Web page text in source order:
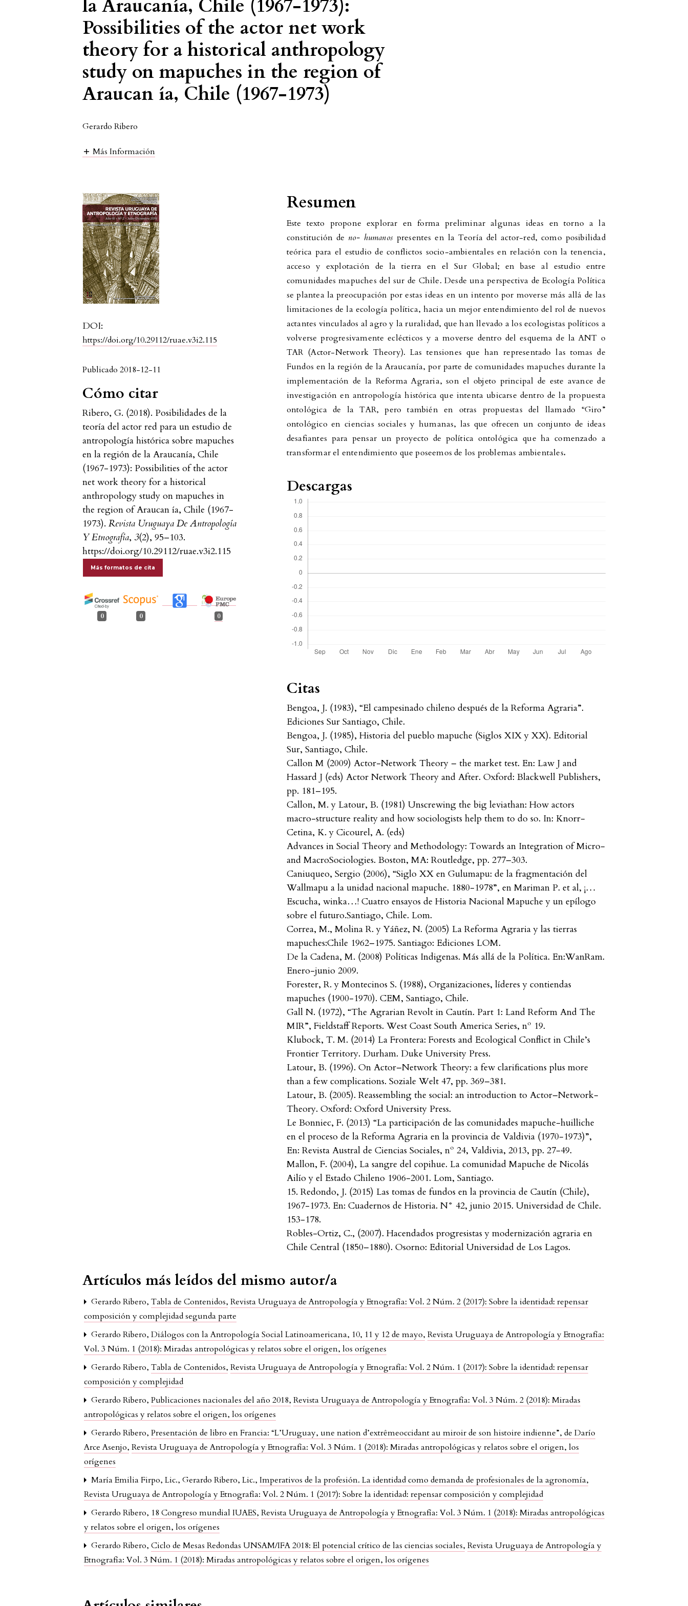
la Araucanía, Chile (1967-1973):
Possibilities of the actor net work
theory for a historical anthropology
study on mapuches in the region of
Araucan ía, Chile (1967-1973)
Gerardo Ribero
Más Información
DOI:
https://doi.org/10.29112/ruae.v3i2.115
Publicado 2018-12-11
Cómo citar
Ribero, G. (2018). Posibilidades de la
teoría del actor red para un estudio de
antropología histórica sobre mapuches
en la región de la Araucanía, Chile
(1967-1973): Possibilities of the actor
net work theory for a historical
anthropology study on mapuches in
the region of Araucan ía, Chile (1967-
1973).Revista Uruguaya De Antropología
Y Etnografía,3(2), 95–103.
https://doi.org/10.29112/ruae.v3i2.115
Más formatos de cita
0 0 0
Resumen
Este texto propone explorar en forma preliminar algunas ideas en torno a la
constitución de no- humanos presentes en la Teoría del actor-red, como posibilidad
teórica para el estudio de conflictos socio-ambientales en relación con la tenencia,
acceso y explotación de la tierra en el Sur Global; en base al estudio entre
comunidades mapuches del sur de Chile. Desde una perspectiva de Ecología Política
se plantea la preocupación por estas ideas en un intento por moverse más allá de las
limitaciones de la ecología política, hacia un mejor entendimiento del rol de nuevos
actantes vinculados al agro y la ruralidad, que han llevado a los ecologistas políticos a
volverse progresivamente eclécticos y a moverse dentro del esquema de la ANT o
TAR (Actor-Network Theory). Las tensiones que han representado las tomas de
Fundos en la región de la Araucanía, por parte de comunidades mapuches durante la
implementación de la Reforma Agraria, son el objeto principal de este avance de
investigación en antropología histórica que intenta ubicarse dentro de la propuesta
ontológica de la TAR, pero también en otras propuestas del llamado “Giro”
ontológico en ciencias sociales y humanas, las que ofrecen un conjunto de ideas
desafiantes para pensar un proyecto de política ontológica que ha comenzado a
transformar el entendimiento que poseemos de los problemas ambientales.
Descargas
Citas
Bengoa, J. (1983), “El campesinado chileno después de la Reforma Agraria”.
Ediciones Sur Santiago, Chile.
Bengoa, J. (1985), Historia del pueblo mapuche (Siglos XIX y XX). Editorial
Sur, Santiago, Chile.
Callon M (2009) Actor-Network Theory – the market test. En: Law J and
Hassard J (eds) Actor Network Theory and After. Oxford: Blackwell Publishers,
pp. 181–195.
Callon, M. y Latour, B. (1981) Unscrewing the big leviathan: How actors
macro-structure reality and how sociologists help them to do so. In: Knorr-
Cetina, K. y Cicourel, A. (eds)
Advances in Social Theory and Methodology: Towards an Integration of Micro-
and MacroSociologies. Boston, MA: Routledge, pp. 277–303.
Caniuqueo, Sergio (2006), “Siglo XX en Gulumapu: de la fragmentación del
Wallmapu a la unidad nacional mapuche. 1880-1978”, en Mariman P. et al, ¡…
Escucha, winka…! Cuatro ensayos de Historia Nacional Mapuche y un epílogo
sobre el futuro.Santiago, Chile. Lom.
Correa, M., Molina R. y Yáñez, N. (2005) La Reforma Agraria y las tierras
mapuches:Chile 1962–1975. Santiago: Ediciones LOM.
De la Cadena, M. (2008) Políticas Indigenas. Más allá de la Política. En:WanRam.
Enero-junio 2009.
Forester, R. y Montecinos S. (1988), Organizaciones, líderes y contiendas
mapuches (1900-1970). CEM, Santiago, Chile.
Gall N. (1972), “The Agrarian Revolt in Cautín. Part 1: Land Reform And The
MIR”, Fieldstaff Reports. West Coast South America Series, nº 19.
Klubock, T. M. (2014) La Frontera: Forests and Ecological Conflict in Chile’s
Frontier Territory. Durham. Duke University Press.
Latour, B. (1996). On Actor–Network Theory: a few clariﬁcations plus more
than a few complications. Soziale Welt 47, pp. 369–381.
Latour, B. (2005). Reassembling the social: an introduction to Actor–Network-
Theory. Oxford: Oxford University Press.
Le Bonniec, F. (2013) “La participación de las comunidades mapuche-huilliche
en el proceso de la Reforma Agraria en la provincia de Valdivia (1970-1973)”,
En: Revista Austral de Ciencias Sociales, nº 24, Valdivia, 2013, pp. 27-49.
Mallon, F. (2004), La sangre del copihue. La comunidad Mapuche de Nicolás
Ailío y el Estado Chileno 1906-2001. Lom, Santiago.
15. Redondo, J. (2015) Las tomas de fundos en la provincia de Cautín (Chile),
1967-1973. En: Cuadernos de Historia. N° 42, junio 2015. Universidad de Chile.
153-178.
Robles-Ortiz, C., (2007). Hacendados progresistas y modernización agraria en
Chile Central (1850–1880). Osorno: Editorial Universidad de Los Lagos.
Artículos más leídos del mismo autor/a
Gerardo Ribero,Tabla de Contenidos,Revista Uruguaya de Antropología y Etnografía: Vol. 2 Núm. 2 (2017): Sobre la identidad: repensar
composición y complejidad segunda parte
Gerardo Ribero,Diálogos con la Antropología Social Latinoamericana, 10, 11 y 12 de mayo,Revista Uruguaya de Antropología y Etnografía:
Vol. 3 Núm. 1 (2018): Miradas antropológicas y relatos sobre el origen, los orígenes
Gerardo Ribero,Tabla de Contenidos,Revista Uruguaya de Antropología y Etnografía: Vol. 2 Núm. 1 (2017): Sobre la identidad: repensar
composición y complejidad
Gerardo Ribero,Publicaciones nacionales del año 2018,Revista Uruguaya de Antropología y Etnografía: Vol. 3 Núm. 2 (2018): Miradas
antropológicas y relatos sobre el origen, los orígenes
Gerardo Ribero,Presentación de libro en Francia: “L’Uruguay, une nation d’extrêmeoccidant au miroir de son histoire indienne”, de Darío
Arce Asenjo,Revista Uruguaya de Antropología y Etnografía: Vol. 3 Núm. 1 (2018): Miradas antropológicas y relatos sobre el origen, los
orígenes
María Emilia Firpo, Lic., Gerardo Ribero, Lic.,Imperativos de la profesión. La identidad como demanda de profesionales de la agronomía,
Revista Uruguaya de Antropología y Etnografía: Vol. 2 Núm. 1 (2017): Sobre la identidad: repensar composición y complejidad
Gerardo Ribero, 18 Congreso mundial IUAES,Revista Uruguaya de Antropología y Etnografía: Vol. 3 Núm. 1 (2018): Miradas antropológicas
y relatos sobre el origen, los orígenes
Gerardo Ribero,Ciclo de Mesas Redondas UNSAM/IFA 2018: El potencial crítico de las ciencias sociales,Revista Uruguaya de Antropología y
Etnografía: Vol. 3 Núm. 1 (2018): Miradas antropológicas y relatos sobre el origen, los orígenes